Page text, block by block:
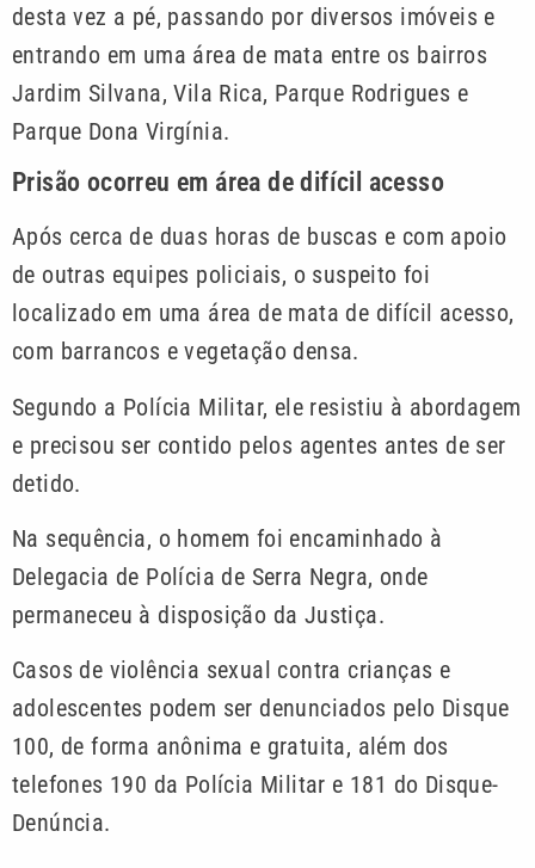
desta vez a pé, passando por diversos imóveis e
entrando em uma área de mata entre os bairros
Jardim Silvana, Vila Rica, Parque Rodrigues e
Parque Dona Virgínia.
Prisão ocorreu em área de difícil acesso
Após cerca de duas horas de buscas e com apoio
de outras equipes policiais, o suspeito foi
localizado em uma área de mata de difícil acesso,
com barrancos e vegetação densa.
Segundo a Polícia Militar, ele resistiu à abordagem
e precisou ser contido pelos agentes antes de ser
detido.
Na sequência, o homem foi encaminhado à
Delegacia de Polícia de Serra Negra, onde
permaneceu à disposição da Justiça.
Casos de violência sexual contra crianças e
adolescentes podem ser denunciados pelo Disque
100, de forma anônima e gratuita, além dos
telefones 190 da Polícia Militar e 181 do Disque-
Denúncia.